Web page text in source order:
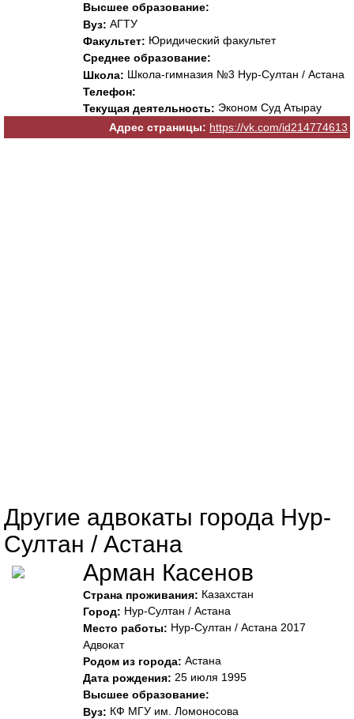
Высшее образование:
Вуз: АГТУ
Факультет: Юридический факультет
Среднее образование:
Школа: Школа-гимназия №3 Нур-Султан / Астана
Телефон:
Текущая деятельность: Эконом Суд Атырау
Адрес страницы: https://vk.com/id214774613
Другие адвокаты города Нур-
Султан / Астана
Арман Касенов
Страна проживания: Казахстан
Город: Нур-Султан / Астана
Место работы: Нур-Султан / Астана 2017
Адвокат
Родом из города: Астана
Дата рождения: 25 июля 1995
Высшее образование:
Вуз: КФ МГУ им. Ломоносова